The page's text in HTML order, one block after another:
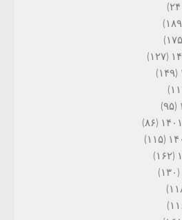
(۱۲۷)
(۱۴۹)
(۹۵)
(۸۶)
(۱۱۵)
(۱۶۲)
(۱۳۰)